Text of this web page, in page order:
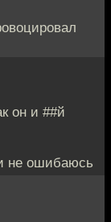
он и ##й
не ошибаюсь